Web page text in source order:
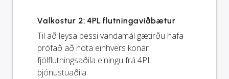
Valkostur 2: 4PL flutningaviðbætur
Til að leysa þessi vandamál gætirðu hafa
prófað að nota einhvers konar
fjölflutningsaðila einingu frá 4PL
þjónustuaðila.